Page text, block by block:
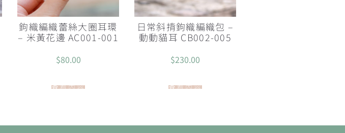
鉤織編織蕾絲大圈耳環
– 米黃花邊 AC001-001
$80.00
查看內容
日常斜揹鉤織編織包 –
動動貓耳 CB002-005
$230.00
查看內容